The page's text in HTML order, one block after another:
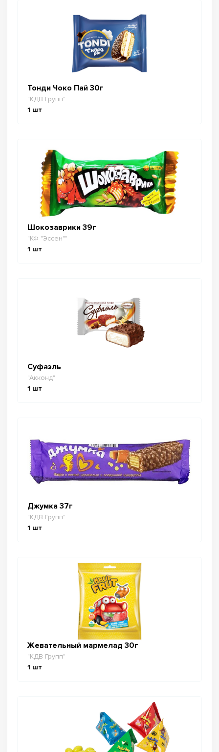
Тонди Чоко Пай 30г
"КДВ Групп"
1 шт
Шокозаврики 39г
"КФ "Эссен""
1 шт
Суфаэль
"Акконд"
1 шт
Джумка 37г
"КДВ Групп"
1 шт
Жевательный мармелад 30г
"КДВ Групп"
1 шт